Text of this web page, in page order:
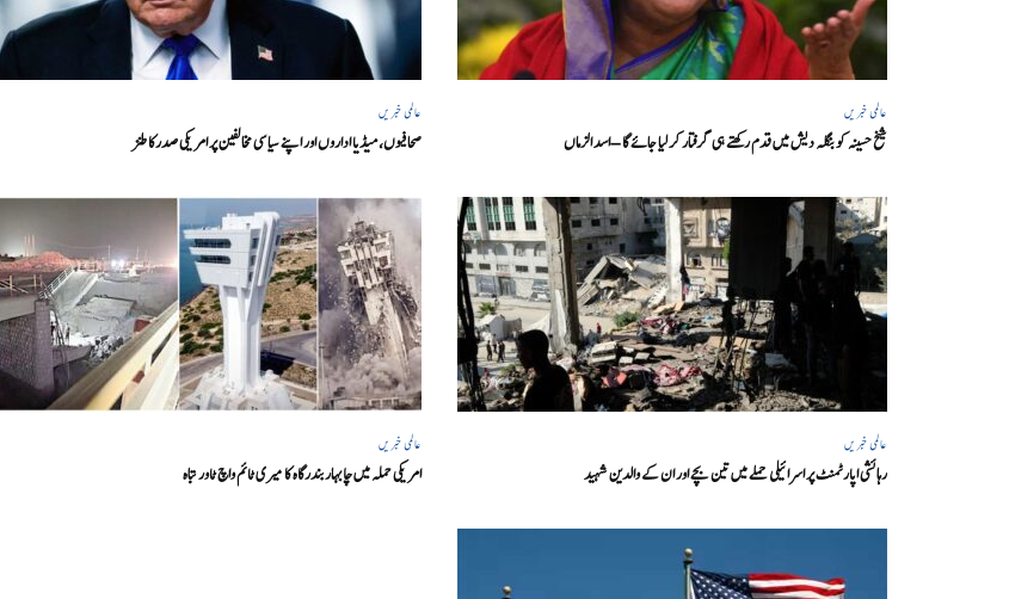
عالمی خبریں
شیخ حسینہ کو بنگلہ دیش میں قدم رکھتے ہی گرفتار کر لیا جائے گا – اسد الزماں
عالمی خبریں
صحافیوں، میڈیا اداروں اور اپنے سیاسی مخالفین پر امریکی صدرکا طنز
عالمی خبریں
رہائشی اپارٹمنٹ پر اسرائیلی حملے میں تین بچے اور ان کے والدین شہید
عالمی خبریں
امریکی حملہ میں چابہار بندرگاہ کا میری ٹائم واچ ٹاور تباہ